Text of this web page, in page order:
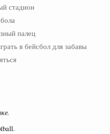
стадион
палец
в бейсбол для забавы